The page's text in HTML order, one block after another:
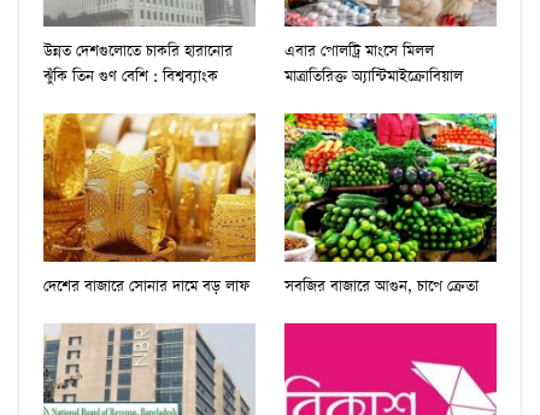
উন্নত দেশগুলোতে চাকরি হারানোর
ঝুঁকি তিন গুণ বেশি : বিশ্বব্যাংক
এবার পোলট্রি মাংসে মিলল
মাত্রাতিরিক্ত অ্যান্টিমাইক্রোবিয়াল
দেশের বাজারে সোনার দামে বড় লাফ সবজির বাজারে আগুন, চাপে ক্রেতা